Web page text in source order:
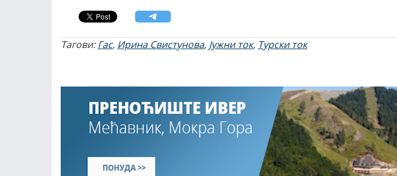
Тагови:Гас, Ирина Свистунова, Јужни ток, Турски ток